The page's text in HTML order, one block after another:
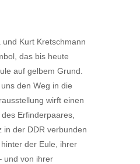
Kurt Kretschmann
das bis heute
auf gelbem Grund.
den Weg in die
wirft einen
Erfinderpaares,
in der DDR verbunden
der Eule, ihrer
und von ihrer